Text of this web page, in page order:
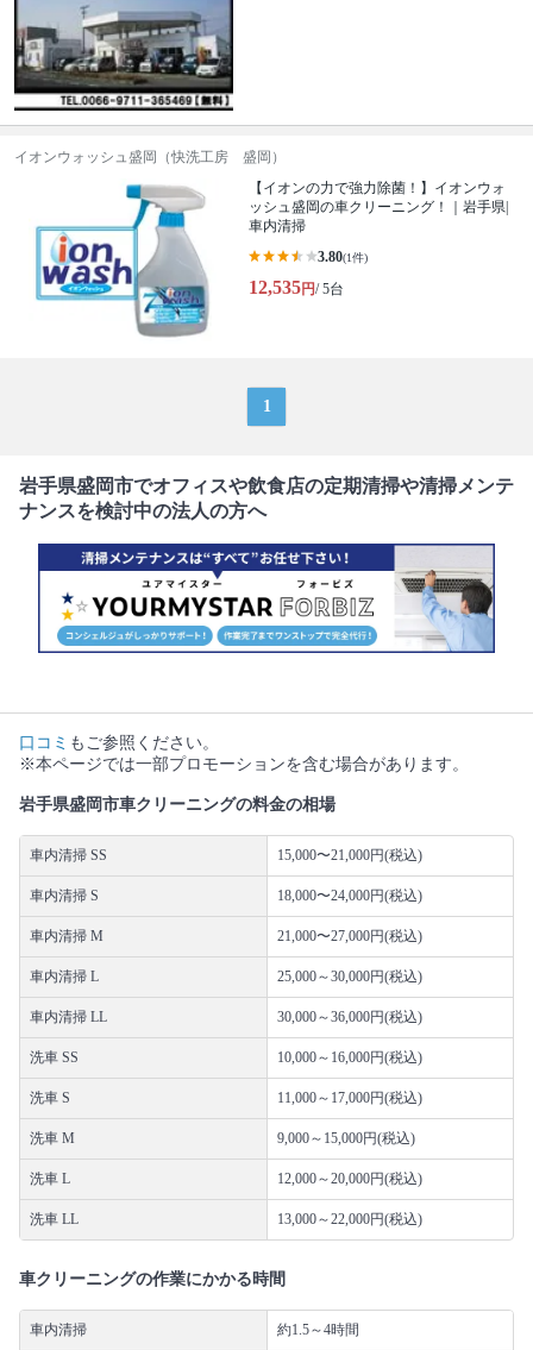
イオンウォッシュ盛岡（快洗工房 盛岡）
【イオンの力で強力除菌！】イオンウォ
ッシュ盛岡の車クリーニング！｜岩手県|
車内清掃
3.80(1件)
12,535円/ 5台
1
岩手県盛岡市でオフィスや飲食店の定期清掃や清掃メンテ
ナンスを検討中の法人の方へ
口コミ もご参照ください。
※本ページでは一部プロモーションを含む場合があります。
岩手県盛岡市車クリーニングの料金の相場
車内清掃 SS 15,000〜21,000円(税込)
車内清掃 S 18,000〜24,000円(税込)
車内清掃 M 21,000〜27,000円(税込)
車内清掃 L 25,000～30,000円(税込)
車内清掃 LL 30,000～36,000円(税込)
洗車 SS 10,000～16,000円(税込)
洗車 S 11,000～17,000円(税込)
洗車 M 9,000～15,000円(税込)
洗車 L 12,000～20,000円(税込)
洗車 LL 13,000～22,000円(税込)
車クリーニングの作業にかかる時間
車内清掃 約1.5～4時間